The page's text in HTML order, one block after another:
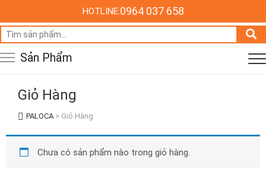
HOTLINE:0964 037 658
Tìm
kiếm:
Sản Phẩm
Giỏ Hàng
PALOCA> Giỏ Hàng
Chưa có sản phẩm nào trong giỏ hàng.